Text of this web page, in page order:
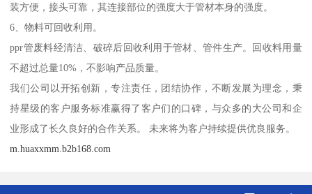
装方便，接头可靠，其连接部位的强度大于管材本身的强度。
6、物料可回收利用。
ppr管废料经清洁、破碎后回收利用于管材、管件生产。回收料用量
不超过总量10%，不影响产品质量。
我们公司以开拓创新，专注责任，团结协作，不断发展为理念，秉
持星级的客户服务标准赢得了客户们的口碑，与众多的大公司和企
业形成了长久良好的合作关系。 未来将为客户持续提供优良服务。
m.huaxxmm.b2b168.com